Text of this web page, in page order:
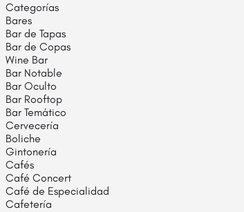
Categorías
Bares
Bar de Tapas
Bar de Copas
Wine Bar
Bar Notable
Bar Oculto
Bar Rooftop
Bar Temático
Cervecería
Boliche
Gintonería
Cafés
Café Concert
Café de Especialidad
Cafetería